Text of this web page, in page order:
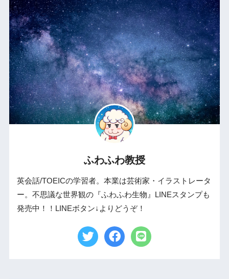
ふわふわ教授
英会話/TOEICの学習者。本業は芸術家・イラストレータ
ー。不思議な世界観の『ふわふわ生物』LINEスタンプも
発売中！！LINEボタン↓よりどうぞ！